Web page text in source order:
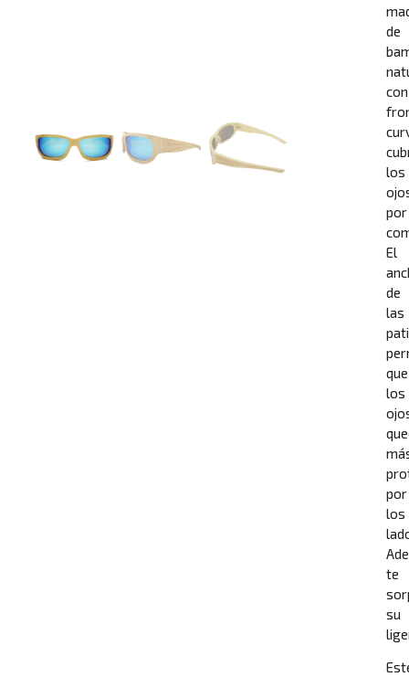
de
con
los
por
El
de
las
que
los
por
los
te
su